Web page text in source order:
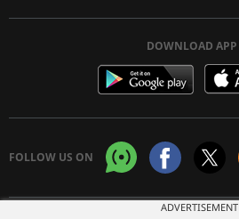
DOWNLOAD APP
FOLLOW US ON
ADVERTISEMENT